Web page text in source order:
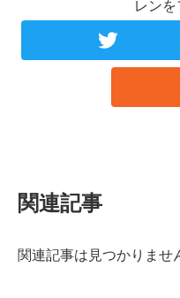
レン
関連記事
関連記事は見つかりませ